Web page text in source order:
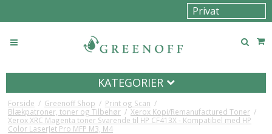
KATEGORIER
Forside / Greenoff Shop / Print og Scan /
Blækpatroner, toner og Tilbehør / Xerox Kopi/Remanufactured Toner /
Xerox XRC Magenta toner Svarende til HP CF413X - Kompatibel med HP
Color LaserJet Pro MFP M3, M4